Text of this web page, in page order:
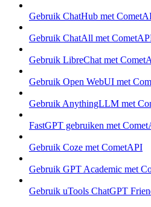
Gebruik ChatHub met
Gebruik ChatAll met
Gebruik LibreChat met
Gebruik Open WebUI met
Gebruik AnythingLLM met
FastGPT gebruiken met
Gebruik Coze met CometAPI
Gebruik GPT Academic met
Gebruik uTools ChatGPT